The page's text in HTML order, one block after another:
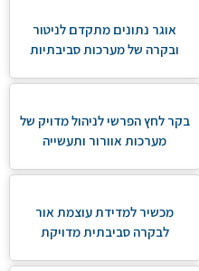
אוגר נתונים מתקדם לניטור
ובקרה של מערכות סביבתיות
בקר לחץ הפרשי לניהול מדויק של
מערכות אוורור ותעשייה
מכשיר למדידת עוצמת אור
לבקרה סביבתית מדויקת